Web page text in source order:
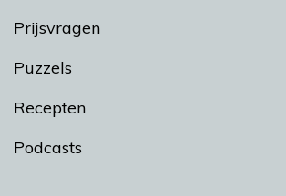
Prijsvragen
Puzzels
Recepten
Podcasts